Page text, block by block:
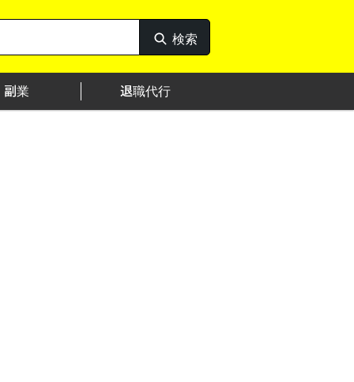
検索
検
索
副業 退職代行